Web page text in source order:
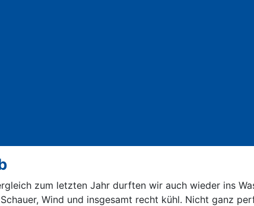
zum letzten Jahr durften wir auch wieder ins
Wind und insgesamt recht kühl. Nicht ganz